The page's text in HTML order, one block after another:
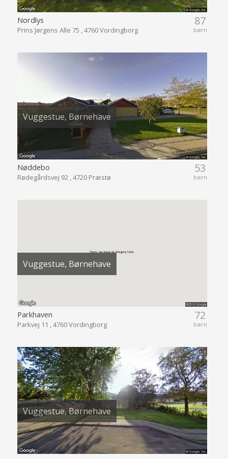
87
børn
Nordlys
Prins Jørgens Alle 75 , 4760 Vordingborg
Vuggestue, Børnehave
53
børn
Nøddebo
Rødegårdsvej 92 , 4720 Præstø
Vuggestue, Børnehave
72
børn
Parkhaven
Parkvej 11 , 4760 Vordingborg
Vuggestue, Børnehave